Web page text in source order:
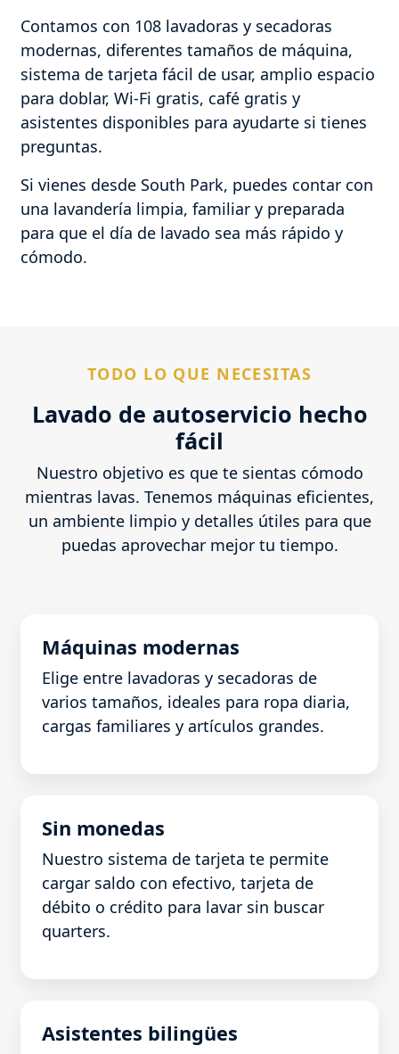
Contamos con 108 lavadoras y secadoras
modernas, diferentes tamaños de máquina,
sistema de tarjeta fácil de usar, amplio espacio
para doblar, Wi-Fi gratis, café gratis y
asistentes disponibles para ayudarte si tienes
preguntas.
Si vienes desde South Park, puedes contar con
una lavandería limpia, familiar y preparada
para que el día de lavado sea más rápido y
cómodo.
TODO LO QUE NECESITAS
Lavado de autoservicio hecho
fácil
Nuestro objetivo es que te sientas cómodo
mientras lavas. Tenemos máquinas eficientes,
un ambiente limpio y detalles útiles para que
puedas aprovechar mejor tu tiempo.
Máquinas modernas
Elige entre lavadoras y secadoras de
varios tamaños, ideales para ropa diaria,
cargas familiares y artículos grandes.
Sin monedas
Nuestro sistema de tarjeta te permite
cargar saldo con efectivo, tarjeta de
débito o crédito para lavar sin buscar
quarters.
Asistentes bilingües